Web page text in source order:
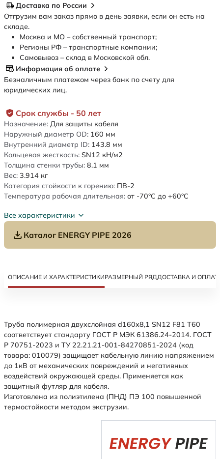
Срок службы - 50 лет
Назначение: Для защиты кабеля
Наружный диаметр OD: 160 мм
Внутренний диаметр ID: 143.8 мм
Кольцевая жесткость: SN12 кН/м2
Толщина стенки трубы: 8.1 мм
Вес: 3.914 кг
Категория стойкости к горению: ПВ-2
Температура рабочая длительная: от -70°C до +60°C
Все характеристики
Каталог ENERGY PIPE 2026
Доставка по России
Отгрузим вам заказ прямо в день заявки, если он есть на
складе.
Москва и МО – собственный транспорт;
Регионы РФ – транспортные компании;
Самовывоз – склад в Московской обл.
Информация об оплате
Безналичным платежом через банк по счету для
юридических лиц.
ОПИСАНИЕ И ХАРАКТЕРИСТИКИРАЗМЕРНЫЙ РЯДДОСТАВКА И
Труба полимерная двухслойная d160х8,1 SN12 F81 Т60
соответствует стандарту ГОСТ Р МЭК 61386.24-2014. ГОСТ
Р 70751-2023 и ТУ 22.21.21-001-84270851-2024 (код
товара: 010079) защищает кабельную линию напряжением
до 1кВ от механических повреждений и негативных
воздействий окружающей среды. Применяется как
защитный футляр для кабеля.
Изготовлена из полиэтилена (ПНД) ПЭ 100 повышенной
термостойкости методом экструзии.